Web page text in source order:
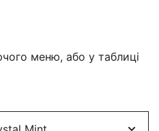
меню, або у таблиці